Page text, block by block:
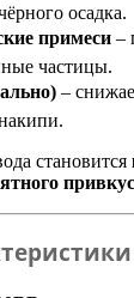
осадка.
примеси –
частицы.
–
становится